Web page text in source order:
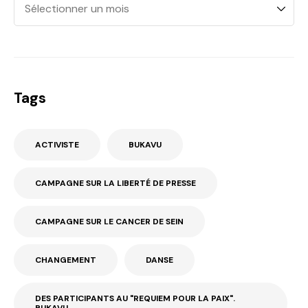
Tags
ACTIVISTE BUKAVU
CAMPAGNE SUR LA LIBERTÉ DE PRESSE
CAMPAGNE SUR LE CANCER DE SEIN
CHANGEMENT DANSE
DES PARTICIPANTS AU "REQUIEM POUR LA PAIX".